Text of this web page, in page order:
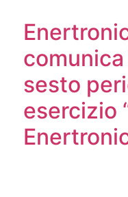
comunica
sesto
esercizio